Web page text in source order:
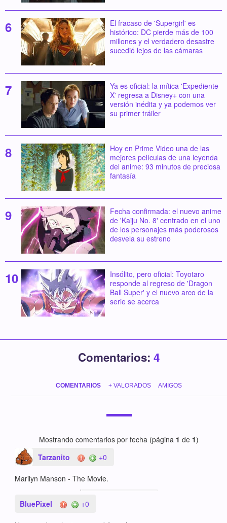
El fracaso de 'Supergirl' es
histórico: DC pierde más de 100
millones y el verdadero desastre
sucedió lejos de las cámaras
Ya es oficial: la mítica 'Expediente
X' regresa a Disney+ con una
versión inédita y ya podemos ver
su primer tráiler
Hoy en Prime Video una de las
mejores películas de una leyenda
del anime: 93 minutos de preciosa
fantasía
Fecha confirmada: el nuevo anime
de 'Kaiju No. 8' centrado en el uno
de los personajes más poderosos
desvela su estreno
Insólito, pero oficial: Toyotaro
responde al regreso de 'Dragon
Ball Super' y el nuevo arco de la
serie se acerca
Comentarios: 4
COMENTARIOS + VALORADOS AMIGOS
Mostrando comentarios por fecha (página 1 de 1)
Tarzanito
+0
Marilyn Manson - The Movie.
BluePixel +0